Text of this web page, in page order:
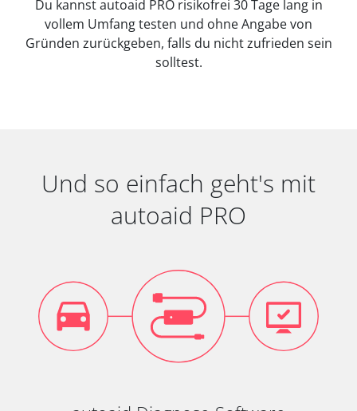
Du kannst autoaid PRO risikofrei 30 Tage lang in
vollem Umfang testen und ohne Angabe von
Gründen zurückgeben, falls du nicht zufrieden sein
solltest.
Und so einfach geht's mit
autoaid PRO